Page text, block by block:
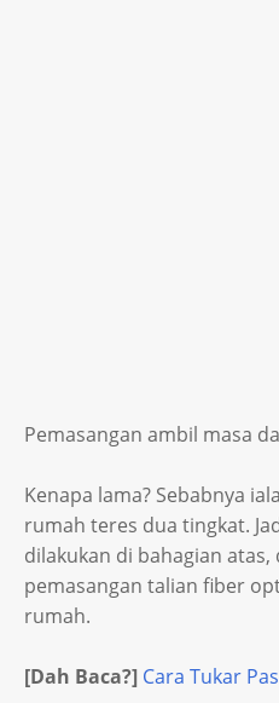
Pemasangan ambil masa
Kenapa lama? Sebabnya
rumah teres dua tingkat.
dilakukan di bahagian
pemasangan talian fiber
rumah.
[Dah Baca?] Cara Tukar